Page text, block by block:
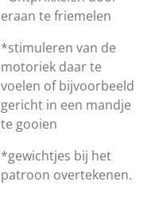
eraan te friemelen
*stimuleren van de
motoriek daar te
voelen of bijvoorbeeld
gericht in een mandje
te gooien
*gewichtjes bij het
patroon overtekenen.